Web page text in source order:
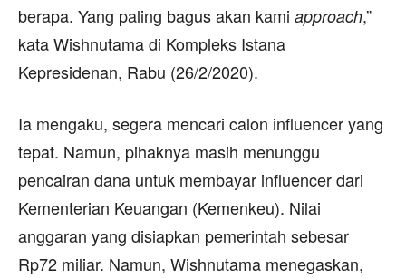
berapa. Yang paling bagus akan kami approach,”
kata Wishnutama di Kompleks Istana
Kepresidenan, Rabu (26/2/2020).
Ia mengaku, segera mencari calon influencer yang
tepat. Namun, pihaknya masih menunggu
pencairan dana untuk membayar influencer dari
Kementerian Keuangan (Kemenkeu). Nilai
anggaran yang disiapkan pemerintah sebesar
Rp72 miliar. Namun, Wishnutama menegaskan,